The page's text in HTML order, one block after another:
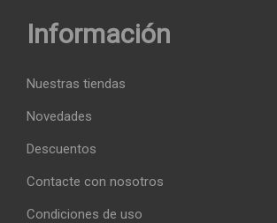
Información
Nuestras tiendas
Novedades
Descuentos
Contacte con nosotros
Condiciones de uso